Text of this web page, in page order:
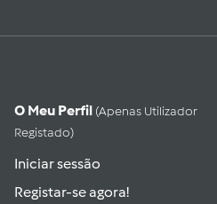
O Meu Perfil (apenas Utilizador
Registado)
Iniciar sessão
Registar-se agora!